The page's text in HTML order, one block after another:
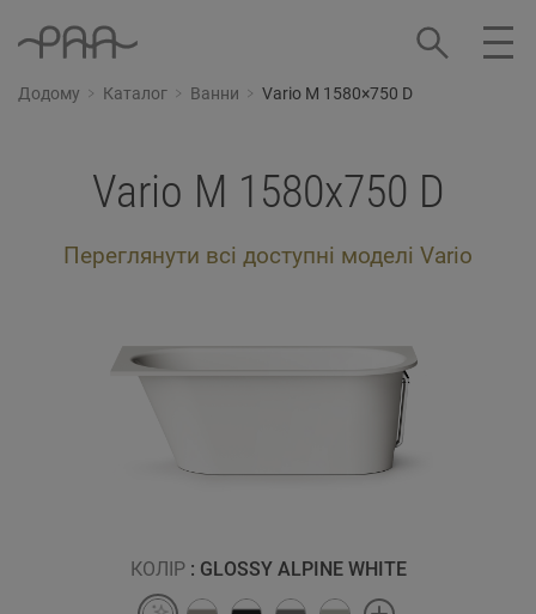
Додому Каталог Ванни Vario M 1580×750 D
Vario M 1580x750 D
Переглянути всі доступні моделі Vario
КОЛІР : GLOSSY ALPINE WHITE